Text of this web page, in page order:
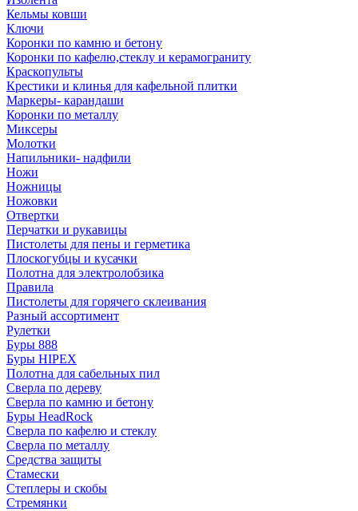
Кельмы ковши
Ключи
Коронки по камню и бетону
Коронки по кафелю,стеклу и керамограниту
Краскопульты
Крестики и клинья для кафельной плитки
Маркеры- карандаши
Коронки по металлу
Миксеры
Молотки
Напильники- надфили
Ножи
Ножницы
Ножовки
Отвертки
Перчатки и рукавицы
Пистолеты для пены и герметика
Плоскогубцы и кусачки
Полотна для электролобзика
Правила
Пистолеты для горячего склеивания
Разный ассортимент
Рулетки
Буры 888
Буры HIPEX
Полотна для сабельных пил
Сверла по дереву
Сверла по камню и бетону
Буры HeadRock
Сверла по кафелю и стеклу
Сверла по металлу
Средства защиты
Стамески
Степлеры и скобы
Стремянки